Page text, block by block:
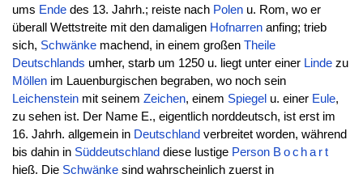
ums Endedes 13. Jahrh.; reiste nach Polenu. Rom, wo er
überall Wettstreite mit den damaligen Hofnarrenanfing; trieb
sich, Schwänkemachend, in einem großen Theile
Deutschlands umher, starb um 1250 u. liegt unter einer Lindezu
Möllenim Lauenburgischen begraben, wo noch sein
Leichensteinmit seinem Zeichen, einem Spiegel u. einer Eule,
zu sehen ist. Der Name E., eigentlich norddeutsch, ist erst im
16. Jahrh. allgemein in Deutschland verbreitet worden, während
bis dahin in Süddeutschland diese lustige Person Bochart
hieß. Die Schwänkesind wahrscheinlich zuerst in